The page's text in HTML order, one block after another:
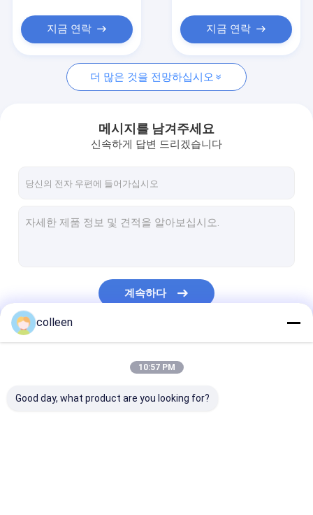
저희에게 연락하십시오
ADSS 광섬유 케이블
지하 광학 섬유 케이블
opgw 광학 섬유 케이블
실내 광학 섬유 케이블
지금 연락 지금 연락
더 많은 것을 전망하십시오
메시지를 남겨주세요
신속하게 답변 드리겠습니다
계속하다
colleen
10:57 PM
Good day, what product are you looking for?